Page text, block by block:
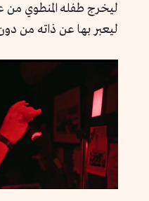
ليخرج طفله المنطوي من
ليعبر بها عن ذاته من